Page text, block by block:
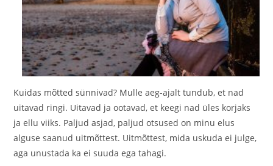
Kuidas mõtted sünnivad? Mulle aeg-ajalt tundub, et nad
uitavad ringi. Uitavad ja ootavad, et keegi nad üles korjaks
ja ellu viiks. Paljud asjad, paljud otsused on minu elus
alguse saanud uitmõttest. Uitmõttest, mida uskuda ei julge,
aga unustada ka ei suuda ega tahagi.